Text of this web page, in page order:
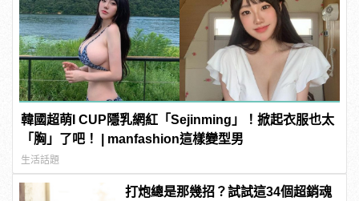
韓國超萌I CUP隱乳網紅「Sejinming」！掀起衣服也太
「胸」了吧！ | manfashion這樣變型男
生活話題
打炮總是那幾招？試試這34個超銷魂